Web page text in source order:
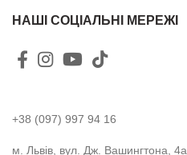
НАШІ СОЦІАЛЬНІ МЕРЕЖІ
+38 (097) 997 94 16
м. Львів, вул. Дж. Вашингтона, 4а